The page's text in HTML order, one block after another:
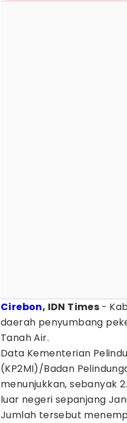
Cirebon, IDN Times -
daerah penyumbang
Tanah Air.
Data Kementerian
(KP2MI)/Badan
menunjukkan, sebanyak
luar negeri sepanjang
Jumlah tersebut